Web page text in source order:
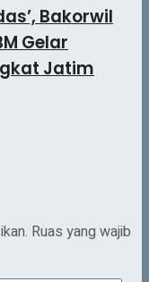
Bakorwil
Gelar
Jatim
Ruas yang wajib